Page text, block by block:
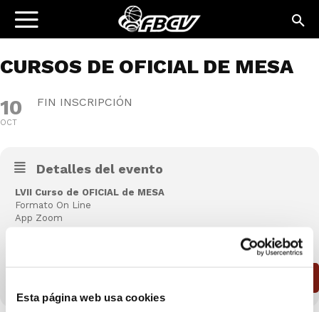
Esta página web usa cookies
CURSOS DE OFICIAL DE MESA
10
OCT
FIN INSCRIPCIÓN
Detalles del evento
LVII Curso de OFICIAL de MESA
Formato On Line
App Zoom